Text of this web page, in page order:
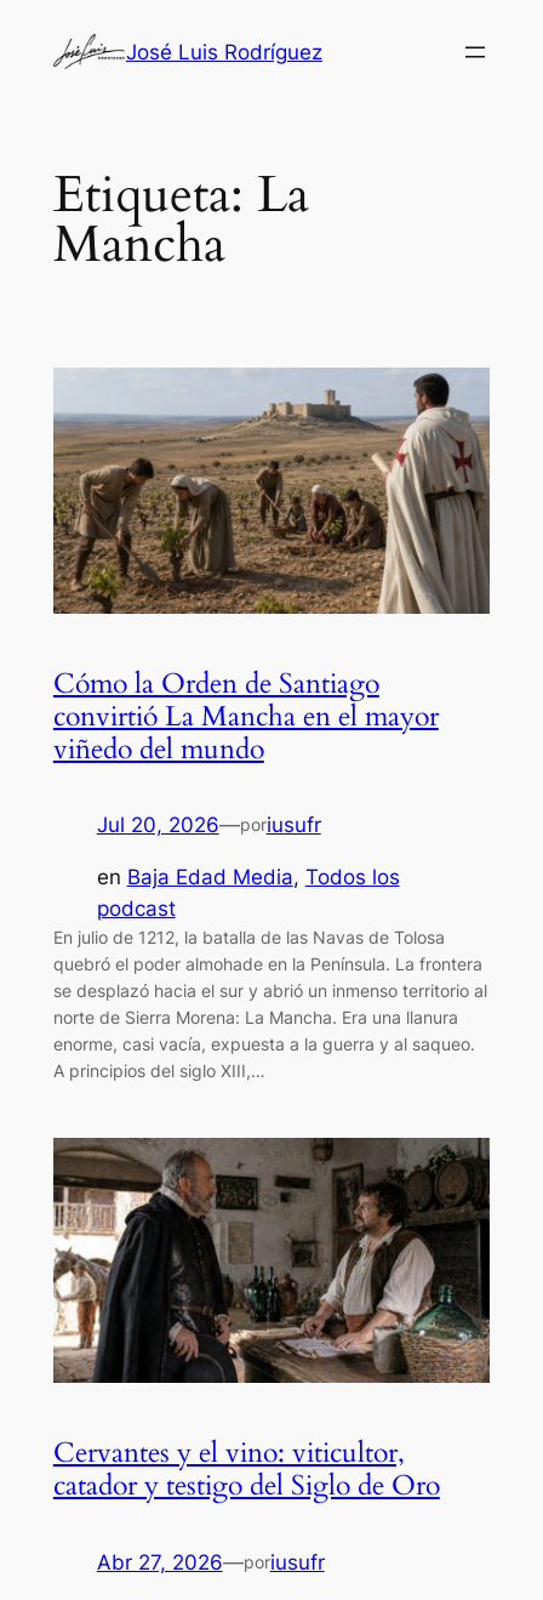
José Luis Rodríguez
Etiqueta: La
Mancha
Cómo la Orden de Santiago
convirtió La Mancha en el mayor
viñedo del mundo
Jul 20, 2026—poriusufr
en Baja Edad Media, Todos los
podcast
En julio de 1212, la batalla de las Navas de Tolosa
quebró el poder almohade en la Península. La frontera
se desplazó hacia el sur y abrió un inmenso territorio al
norte de Sierra Morena: La Mancha. Era una llanura
enorme, casi vacía, expuesta a la guerra y al saqueo.
A principios del siglo XIII,…
Cervantes y el vino: viticultor,
catador y testigo del Siglo de Oro
Abr 27, 2026—poriusufr